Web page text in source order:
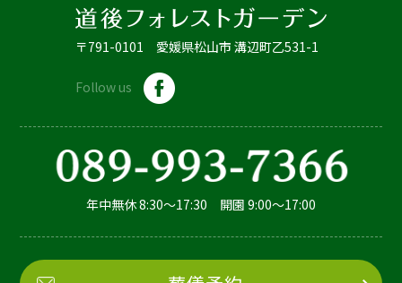
〒791-0101 愛媛県松山市 溝辺町乙531-1
Follow us
年中無休 8:30～17:30 開園 9:00～17:00